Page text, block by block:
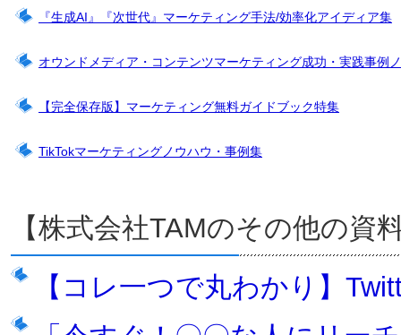
『生成AI』『次世代』マーケティング手法/効率化アイディア集
オウンドメディア・コンテンツマーケティング成功・実践事例
【完全保存版】マーケティング無料ガイドブック特集
TikTokマーケティングノウハウ・事例集
【株式会社TAMのその他の資
【コレ一つで丸わかり】